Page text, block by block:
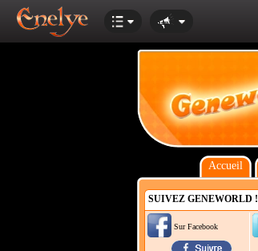
Accueil
SUIVEZ GENEWORLD !
Sur Facebook